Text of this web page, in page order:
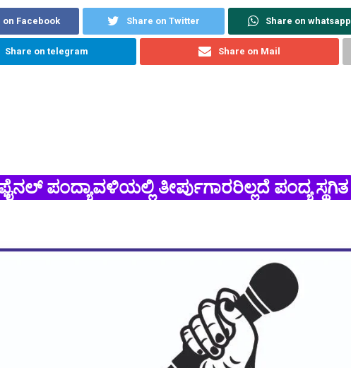
on Facebook Share on Twitter Share on whatsapp
Share on telegram Share on Mail
ಪಂದ್ಯಾವಳಿಯಲ್ಲಿ ತೀರ್ಪುಗಾರರಿಲ್ಲದೆ ಪಂದ್ಯ ಸ್ಥಗಿತ